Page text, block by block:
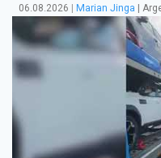
06.08.2026 | Marian Jinga |